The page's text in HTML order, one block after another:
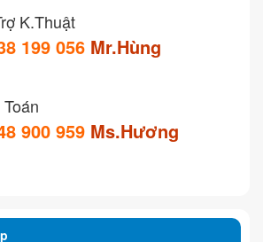
K.Thuật
199 056 Mr.Hùng
Toán
900 959 Ms.Hương